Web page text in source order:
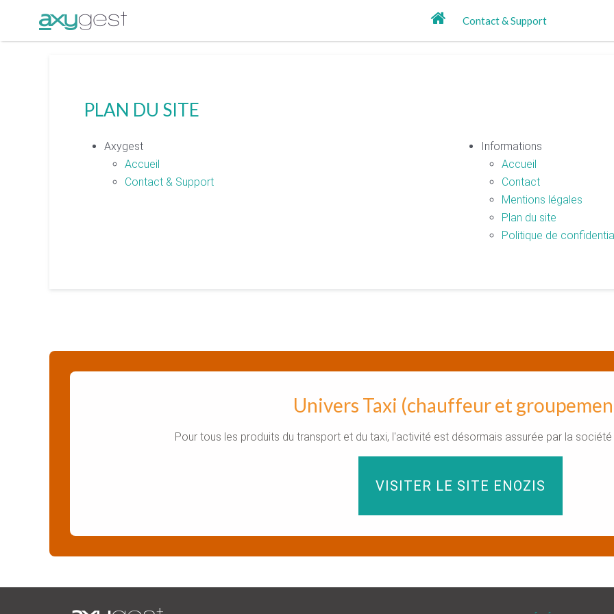
Contact & Support
PLAN DU SITE
Axygest
Accueil
Contact & Support
Informations
Accueil
Contact
Mentions légales
Plan du site
Politique de
Univers Taxi (chauffeur et
Pour tous les produits du transport et du taxi, l'activité est désormais assurée par la
VISITER LE SITE ENOZIS